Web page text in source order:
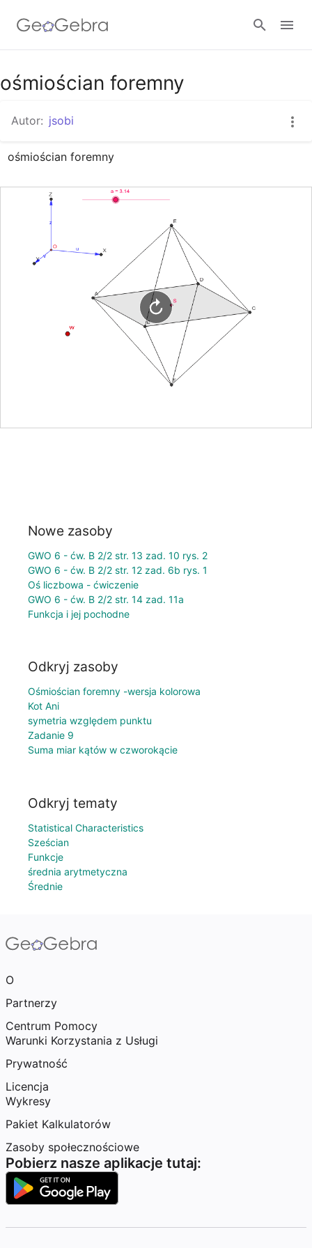
Google Classroom
GeoGebra Classroom
ośmiościan foremny
Autor: jsobi
ośmiościan foremny
Nowe zasoby
GWO 6 - ćw. B 2/2 str. 13 zad. 10 rys. 2
GWO 6 - ćw. B 2/2 str. 12 zad. 6b rys. 1
Oś liczbowa - ćwiczenie
GWO 6 - ćw. B 2/2 str. 14 zad. 11a
Funkcja i jej pochodne
Odkryj zasoby
Ośmiościan foremny -wersja kolorowa
Kot Ani
symetria względem punktu
Zadanie 9
Suma miar kątów w czworokącie
Odkryj tematy
Statistical Characteristics
Sześcian
Funkcje
średnia arytmetyczna
Średnie
O
Partnerzy
Centrum Pomocy
Warunki Korzystania z Usługi
Prywatność
Licencja
Wykresy
Pakiet Kalkulatorów
Zasoby społecznościowe
Pobierz nasze aplikacje tutaj: